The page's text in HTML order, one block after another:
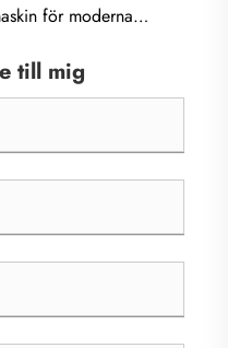
för moderna
till mig